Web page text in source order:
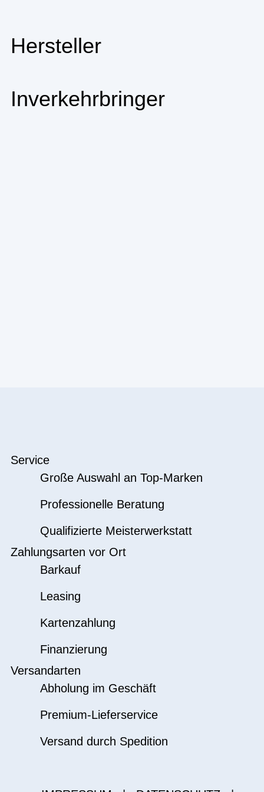
Hersteller
Inverkehrbringer
Service
Große Auswahl an Top-Marken
Professionelle Beratung
Qualifizierte Meisterwerkstatt
Zahlungsarten vor Ort
Barkauf
Leasing
Kartenzahlung
Finanzierung
Versandarten
Abholung im Geschäft
Premium-Lieferservice
Versand durch Spedition